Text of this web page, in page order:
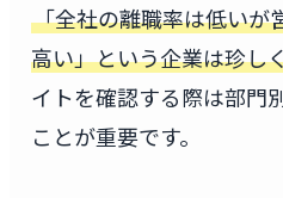
「全社の離職率は低いが
高い」という企業は珍し
イトを確認する際は部門
ことが重要です。